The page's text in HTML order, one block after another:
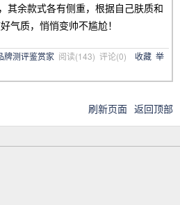
其余款式各有侧重，根据自己肤质和
气质，悄悄变帅不尴尬！
牌测评鉴赏家 阅读(143) 评论(0) 收藏 举
刷新页面 返回顶部